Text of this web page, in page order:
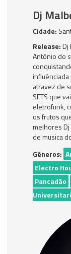
Dj
Cidade:
Release:Dj
Antônio do
atravez de
SETS que
eletrofunk,
os frutos
melhores
de musica
Gêneros:
Electro
Pancadão